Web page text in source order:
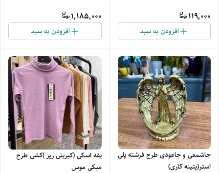
119,000
افزودن به سبد
1,185,000
افزودن به سبد
جاشمعی و جاعودی طرح فرشته پلی
استر(پتینه کاری)
یقه اسکی (کبریتی ریز )کشی طرح
میکی موس